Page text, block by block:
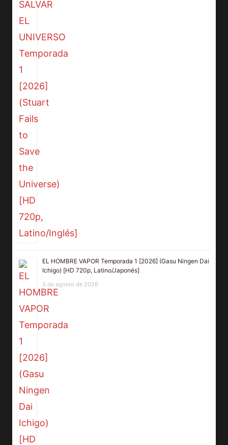
EL HOMBRE VAPOR Temporada 1 [2026] (Gasu Ningen Dai
Ichigo) [HD 720p, Latino/Japonés]
3 de agosto de 2026